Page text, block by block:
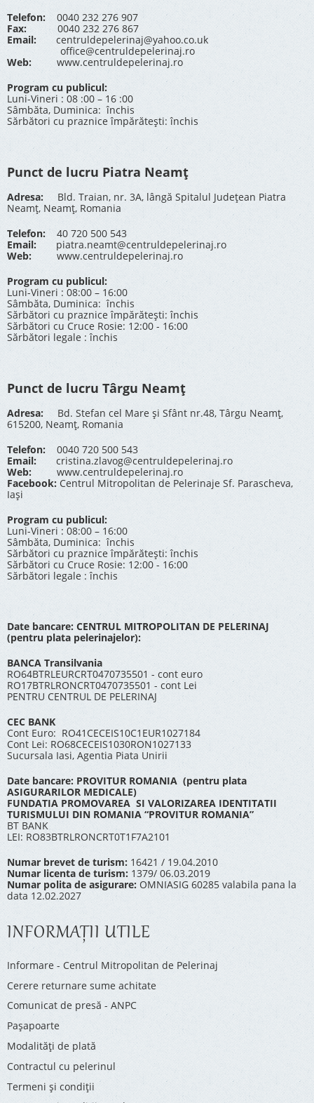
Telefon: 0040 232 276 907
Fax: 0040 232 276 867
Email:
centruldepelerinaj@yahoo.co.uk
office@centruldepelerinaj.ro
Web:
www.centruldepelerinaj.ro
Program cu publicul:
Luni-Vineri : 08 :00 – 16 :00
Sâmbăta, Duminica: închis
Sărbători cu praznice împărătești: închis
Punct de lucru Piatra Neamț
Adresa: Bld. Traian, nr. 3A, lângă Spitalul Județean Piatra
Neamț, Neamț, Romania
Telefon:40 720 500 543
Email:
piatra.neamt@centruldepelerinaj.ro
Web:
www.centruldepelerinaj.ro
Program cu publicul:
Luni-Vineri : 08:00 – 16:00
Sâmbăta, Duminica: închis
Sărbători cu praznice împărătești: închis
Sărbători cu Cruce Rosie: 12:00 - 16:00
Sărbători legale : închis
Punct de lucru Târgu Neamț
Adresa: Bd. Stefan cel Mare și Sfânt nr.48, Târgu Neamț,
615200, Neamț, Romania
Telefon: 0040 720 500 543
Email:
cristina.zlavog@centruldepelerinaj.ro
Web:
www.centruldepelerinaj.ro
Facebook: Centrul Mitropolitan de Pelerinaje Sf. Parascheva,
Iași
Program cu publicul:
Luni-Vineri : 08:00 – 16:00
Sâmbăta, Duminica: închis
Sărbători cu praznice împărătești: închis
Sărbători cu Cruce Rosie: 12:00 - 16:00
Sărbători legale : închis
Date bancare: CENTRUL MITROPOLITAN DE PELERINAJ
(pentru plata pelerinajelor):
BANCA Transilvania
RO64BTRLEURCRT0470735501 - cont euro
RO17BTRLRONCRT0470735501 - cont Lei
PENTRU CENTRUL DE PELERINAJ
CEC BANK
Cont Euro: RO41CECEIS10C1EUR1027184
Cont Lei: RO68CECEIS1030RON1027133
Sucursala Iasi, Agentia Piata Unirii
Date bancare: PROVITUR ROMANIA (pentru plata
ASIGURARILOR MEDICALE)
FUNDATIA PROMOVAREA SI VALORIZAREA IDENTITATII
TURISMULUI DIN ROMANIA “PROVITUR ROMANIA”
BT BANK
LEI: RO83BTRLRONCRT0T1F7A2101
Numar brevet de turism: 16421 / 19.04.2010
Numar licenta de turism: 1379/ 06.03.2019
Numar polita de asigurare: OMNIASIG 60285 valabila pana la
data 12.02.2027
INFORMAŢII UTILE
Informare - Centrul Mitropolitan de Pelerinaj
Cerere returnare sume achitate
Comunicat de presă - ANPC
Pașapoarte
Modalități de plată
Contractul cu pelerinul
Termeni și condiții